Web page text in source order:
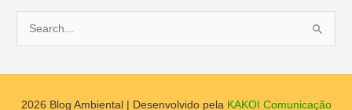
o
Brasil?
u2026 Blog Ambiental | Desenvolvido pela KAKOI Comunicação